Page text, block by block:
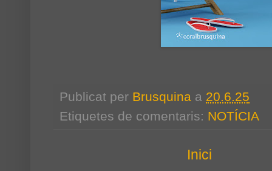
Publicat per Brusquina a 20.6.25
Etiquetes de comentaris: NOTÍCIA
Inici